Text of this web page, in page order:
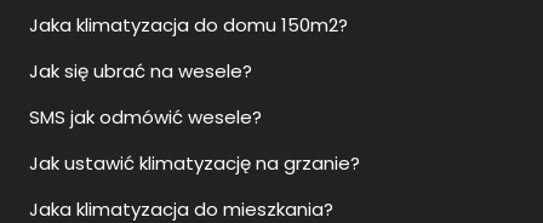
Jaka klimatyzacja do domu 150m2?
Jak się ubrać na wesele?
SMS jak odmówić wesele?
Jak ustawić klimatyzację na grzanie?
Jaka klimatyzacja do mieszkania?